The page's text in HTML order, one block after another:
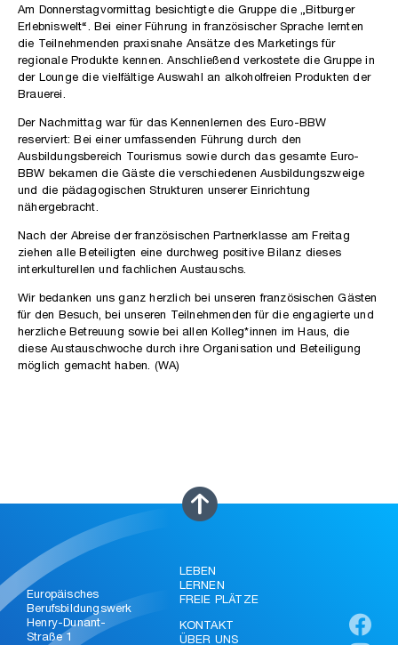
Am Donnerstagvormittag besichtigte die Gruppe die „Bitburger
Erlebniswelt“. Bei einer Führung in französischer Sprache lernten
die Teilnehmenden praxisnahe Ansätze des Marketings für
regionale Produkte kennen. Anschließend verkostete die Gruppe in
der Lounge die vielfältige Auswahl an alkoholfreien Produkten der
Brauerei.
Der Nachmittag war für das Kennenlernen des Euro-BBW
reserviert: Bei einer umfassenden Führung durch den
Ausbildungsbereich Tourismus sowie durch das gesamte Euro-
BBW bekamen die Gäste die verschiedenen Ausbildungszweige
und die pädagogischen Strukturen unserer Einrichtung
nähergebracht.
Nach der Abreise der französischen Partnerklasse am Freitag
ziehen alle Beteiligten eine durchweg positive Bilanz dieses
interkulturellen und fachlichen Austauschs.
Wir bedanken uns ganz herzlich bei unseren französischen Gästen
für den Besuch, bei unseren Teilnehmenden für die engagierte und
herzliche Betreuung sowie bei allen Kolleg*innen im Haus, die
diese Austauschwoche durch ihre Organisation und Beteiligung
möglich gemacht haben. (WA)
Europäisches
Berufsbildungswerk
Henry-Dunant-
Straße 1
LEBEN
LERNEN
FREIE PLÄTZE
KONTAKT
ÜBER UNS